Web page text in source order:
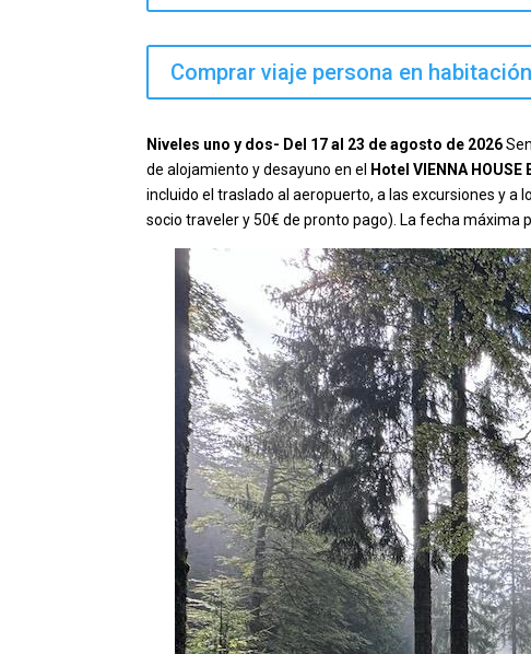
Comprar viaje persona en
Niveles uno y dos- Del 17 al 23 de agosto de 2026
de alojamiento y desayuno en el Hotel VIENNA HOUSE
incluido el traslado al aeropuerto, a las excursiones y a
socio traveler y 50€ de pronto pago). La fecha máxima